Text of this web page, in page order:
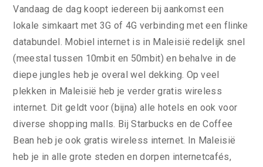
Vandaag de dag koopt iedereen bij aankomst een
lokale simkaart met 3G of 4G verbinding met een flinke
databundel. Mobiel internet is in Maleisië redelijk snel
(meestal tussen 10mbit en 50mbit) en behalve in de
diepe jungles heb je overal wel dekking. Op veel
plekken in Maleisië heb je verder gratis wireless
internet. Dit geldt voor (bijna) alle hotels en ook voor
diverse shopping malls. Bij Starbucks en de Coffee
Bean heb je ook gratis wireless internet. In Maleisië
heb je in alle grote steden en dorpen internetcafés,